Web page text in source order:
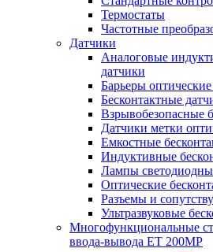
Термостаты
Частотные
Датчики
Аналоговые
датчики
Барьеры
Бесконтактные
Взрывобезопасные
Датчики метки
Емкостные
Индуктивные
Лампы
Оптические
Разъемы и
Ультразвуковые
Многофункциональные
ввода-вывода ET 200MP